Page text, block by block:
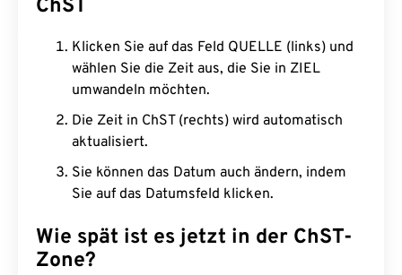
ChST
Klicken Sie auf das Feld QUELLE (links) und
wählen Sie die Zeit aus, die Sie in ZIEL
umwandeln möchten.
Die Zeit in ChST (rechts) wird automatisch
aktualisiert.
Sie können das Datum auch ändern, indem
Sie auf das Datumsfeld klicken.
Wie spät ist es jetzt in der ChST-
Zone?